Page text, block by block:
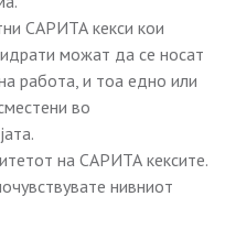
САРИТА кекси кои
можат да се носат
работа, и тоа едно или
во
на САРИТА кексите.
нивниот